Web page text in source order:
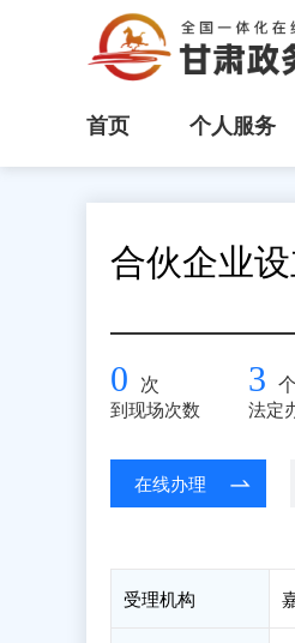
首页 个人服务
合伙企业
0 次
到现场次数
3
法定
在线办理
受理机构